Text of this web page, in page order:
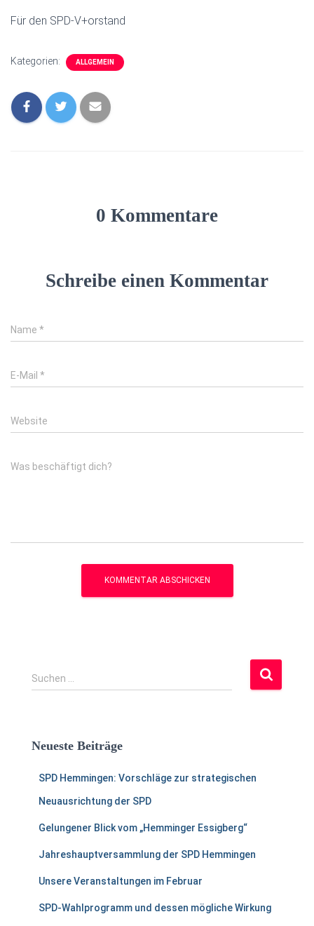
Für den SPD-V+orstand
Kategorien: ALLGEMEIN
0 Kommentare
Schreibe einen Kommentar
Name *
E-Mail *
Website
Was beschäftigt dich?
S
u
n
Suchen …
Neueste Beiträge
SPD Hemmingen: Vorschläge zur strategischen
Neuausrichtung der SPD
Gelungener Blick vom „Hemminger Essigberg“
Jahreshauptversammlung der SPD Hemmingen
Unsere Veranstaltungen im Februar
SPD-Wahlprogramm und dessen mögliche Wirkung